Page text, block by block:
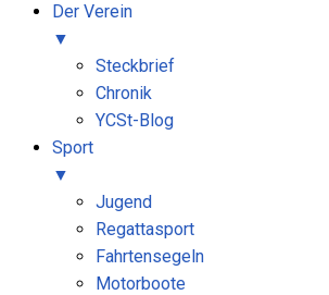
Der Verein
▼
Steckbrief
Chronik
YCSt-Blog
Sport
▼
Jugend
Regattasport
Fahrtensegeln
Motorboote